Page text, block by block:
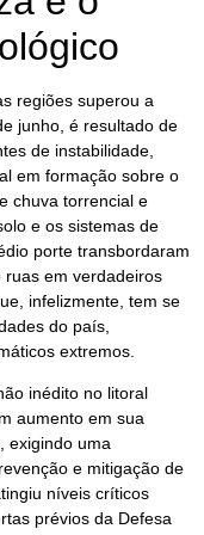
regiões superou a
junho, é resultado de
de instabilidade,
em formação sobre o
chuva torrencial e
e os sistemas de
porte transbordaram
em verdadeiros
infelizmente, tem se
do país,
extremos.
inédito no litoral
aumento em sua
exigindo uma
e mitigação de
níveis críticos
prévios da Defesa